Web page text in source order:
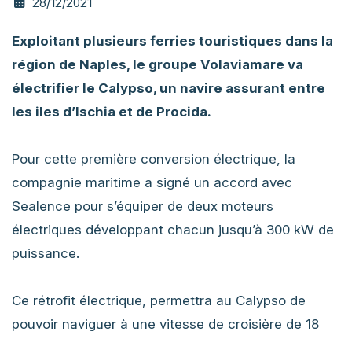
28/12/2021
Exploitant plusieurs ferries touristiques dans la
région de Naples, le groupe Volaviamare va
électrifier le Calypso, un navire assurant entre
les iles d’Ischia et de Procida.
Pour cette première conversion électrique, la
compagnie maritime a signé un accord avec
Sealence pour s’équiper de deux moteurs
électriques développant chacun jusqu’à 300 kW de
puissance.
Ce rétrofit électrique, permettra au Calypso de
pouvoir naviguer à une vitesse de croisière de 18